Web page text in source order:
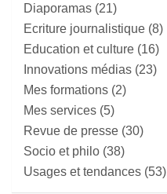
Diaporamas (21)
Ecriture journalistique (8)
Education et culture (16)
Innovations médias (23)
Mes formations (2)
Mes services (5)
Revue de presse (30)
Socio et philo (38)
Usages et tendances (53)